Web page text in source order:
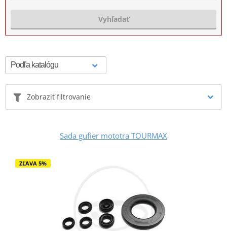
Vyhľadať
Zobraziť filtrovanie
Sada gufier mototra TOURMAX
ZĽAVA 5%